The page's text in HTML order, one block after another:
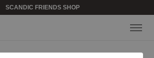
SCANDIC FRIENDS SHOP